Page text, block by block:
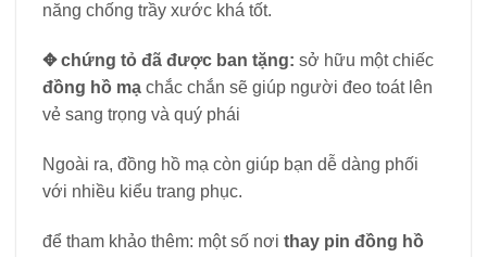
năng chống trầy xước khá tốt.
✥ chứng tỏ đã được ban tặng: sở hữu một chiếc
đồng hồ mạ chắc chắn sẽ giúp người đeo toát lên
vẻ sang trọng và quý phái
Ngoài ra, đồng hồ mạ còn giúp bạn dễ dàng phối
với nhiều kiểu trang phục.
để tham khảo thêm: một số nơi thay pin đồng hồ